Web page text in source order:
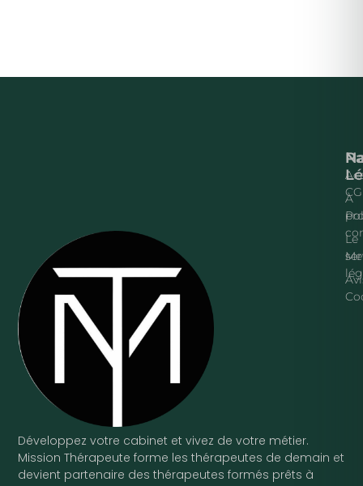
Développez votre cabinet et vivez de votre métier.
Mission Thérapeute forme les thérapeutes de demain et
devient partenaire des thérapeutes formés prêts à
À
Le